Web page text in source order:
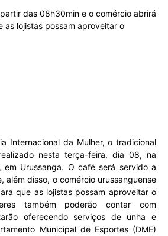
das 08h30min e o comércio abrirá
as lojistas possam aproveitar o
Internacional da Mulher, o tradicional
nesta terça-feira, dia 08, na
em Urussanga. O café será servido a
além disso, o comércio urussanguense
que as lojistas possam aproveitar o
também poderão contar com
oferecendo serviços de unha e
Municipal de Esportes (DME)